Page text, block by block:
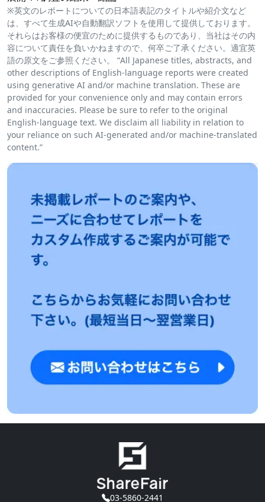
※英文のレポートについての日本語表記のタイトルや紹介文など
は、すべて生成AIや自動翻訳ソフトを使用して提供しております。
それらはお客様の便宜のために提供するものであり、当社はその内
容について責任を負いかねますので、何卒ご了承ください。適宜英
語の原文をご参照ください。 “All Japanese titles, abstracts, and
other descriptions of English-language reports were created
using generative AI and/or machine translation. These are
provided for your convenience only and may contain errors
and inaccuracies. Please be sure to refer to the original
English-language text. We disclaim all liability in relation to
your reliance on such AI-generated and/or machine-translated
content.”
03-5860-2441